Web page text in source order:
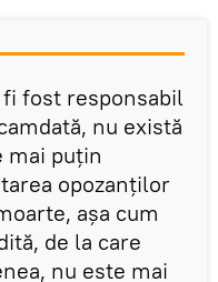
fost responsabil
nu există
mai puțin
opozanților
așa cum
de la care
nu este mai